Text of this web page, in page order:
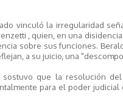
vinculó la irregularidad
, quien, en una
sobre sus funciones.
a su juicio, una
sostuvo que la resolución
para el poder